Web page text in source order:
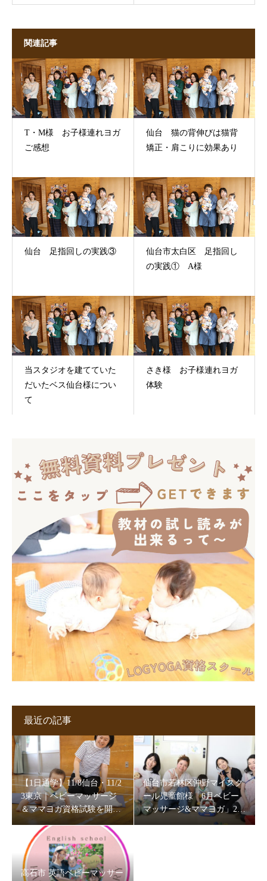
関連記事
T・M様 お子様連れヨガ
ご感想
仙台 猫の背伸びは猫背
矯正・肩こりに効果あり
仙台 足指回しの実践③
仙台市太白区 足指回し
の実践① A様
当スタジオを建てていた
だいたベス仙台様につい
て
さき様 お子様連れヨガ
体験
最近の記事
【1日通学】11/8仙台・11/2
3東京｜ベビーマッサージ
＆ママヨガ資格試験を開催
します
仙台市若林区沖野マイスク
ール児童館様「6月ベビー
マッサージ&ママヨガ」202
高石市 英語ベビーマッサー